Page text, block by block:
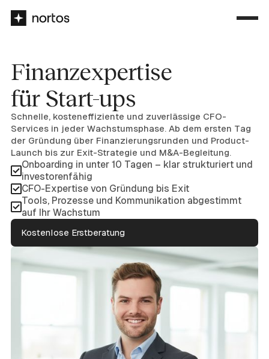
Finanzexpertise
für Start-ups
Schnelle, kosteneffiziente und zuverlässige CFO-
Services in jeder Wachstumsphase. Ab dem ersten Tag
der Gründung über Finanzierungsrunden und Product-
Launch bis zur Exit-Strategie und M&A-Begleitung.
Onboarding in unter 10 Tagen – klar strukturiert und
investorenfähig
CFO-Expertise von Gründung bis Exit
Tools, Prozesse und Kommunikation abgestimmt
auf Ihr Wachstum
Kostenlose Erstberatung